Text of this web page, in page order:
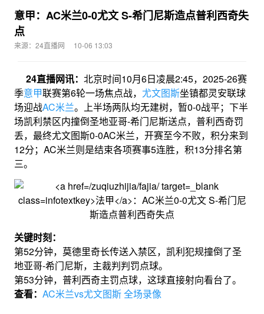
意甲：AC米兰0-0尤文 S-希门尼斯造点普利西奇失
点
来源：24直播网 10-06 13:03
24直播网讯： 北京时间10月6日凌晨2:45，2025-26赛
季意甲联赛第6轮一场焦点战， 尤文图斯坐镇都灵安联球
场迎战AC米兰。上半场两队均无建树，暂0-0战平；下半
场凯利禁区内撞倒圣地亚哥-希门尼斯送点，普利西奇罚
丢，最终尤文图斯0-0AC米兰，开赛至今不败，积分来到
12分；AC米兰则是结束各项赛事5连胜，积13分排名第
三。
关键时刻：
第52分钟，莫德里奇长传送入禁区，凯利犯规撞倒了圣
地亚哥-希门尼斯，主裁判判罚点球。
第53分钟，普利西奇主罚点球，这球直接射向看台了。
查看： AC米兰vs尤文图斯 全场录像